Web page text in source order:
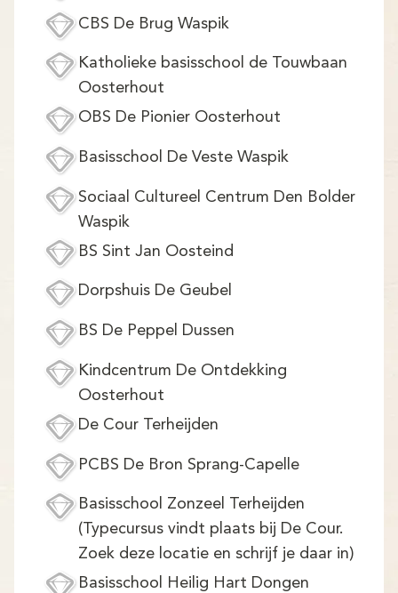
CBS De Brug Waspik
Katholieke basisschool de Touwbaan
Oosterhout
OBS De Pionier Oosterhout
Basisschool De Veste Waspik
Sociaal Cultureel Centrum Den Bolder
Waspik
BS Sint Jan Oosteind
Dorpshuis De Geubel
BS De Peppel Dussen
Kindcentrum De Ontdekking
Oosterhout
De Cour Terheijden
PCBS De Bron Sprang-Capelle
Basisschool Zonzeel Terheijden
(Typecursus vindt plaats bij De Cour.
Zoek deze locatie en schrijf je daar in)
Basisschool Heilig Hart Dongen